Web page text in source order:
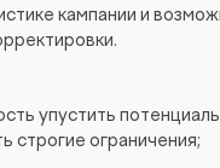
кампании и
упустить
строгие ограничения;